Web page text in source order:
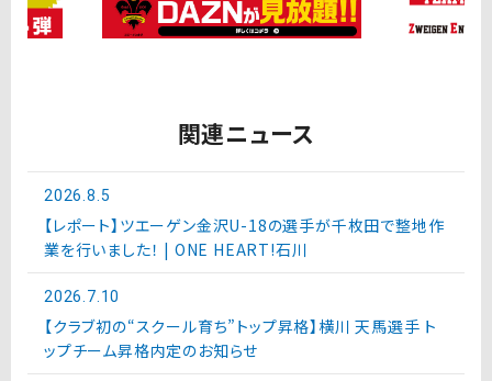
関連ニュース
2026.8.5
【レポート】ツエーゲン金沢U-18の選手が千枚田で整地作
業を行いました！ | ONE HEART!石川
2026.7.10
【クラブ初の“スクール育ち”トップ昇格】横川 天馬選手 ト
ップチーム昇格内定のお知らせ